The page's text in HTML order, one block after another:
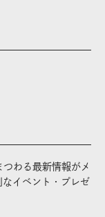
わる最新情報がメ
イベント・プレゼ